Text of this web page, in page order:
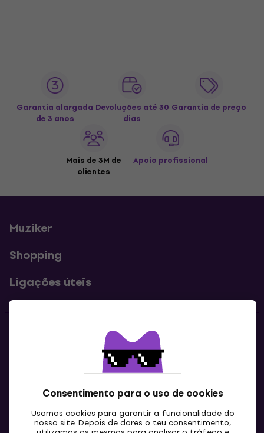
Consentimento para o uso de cookies
Usamos cookies para garantir a funcionalidade do
nosso site. Depois de dares o teu consentimento,
Garantia alargada
de 3 anos
Devoluções até 30
dias
Garantia de preço
Mais de 3M de
clientes
Apoio profissional
Muziker
Shopping
Ligações úteis
Contatos
Contacta-nos